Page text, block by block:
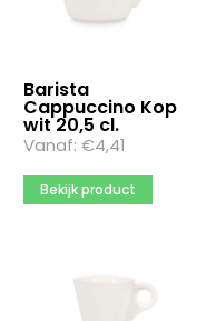
Barista
Cappuccino Kop
wit 20,5 cl.
Vanaf: €4,41
Bekijk product
100
Meer opties
aqua
Meer opties